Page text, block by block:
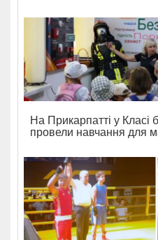
На Прикарпатті у Класі
провели навчання для